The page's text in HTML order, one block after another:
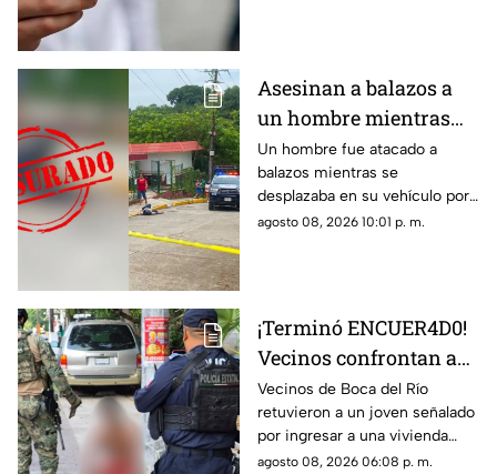
Asesinan a balazos a
un hombre mientras
circulaba en su unidad
en Poza Rica
Un hombre fue atacado a
balazos mientras se
desplazaba en su vehículo por
una colonia de Poza Rica,
agosto 08, 2026 10:01 p. m.
¡Terminó ENCUER4D0!
Vecinos confrontan a
presunto ladrón en
Infonavit de Boca del
Río
Vecinos de Boca del Río
retuvieron a un joven señalado
por ingresar a una vivienda
durante la madrugada y lo
agosto 08, 2026 06:08 p. m.